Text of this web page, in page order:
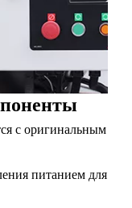
с оригинальным
питанием для